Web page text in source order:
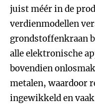
juist méér in de
verdienmodellen
grondstoffenkraan
alle elektronische
bovendien
metalen, waardoor
ingewikkeld en